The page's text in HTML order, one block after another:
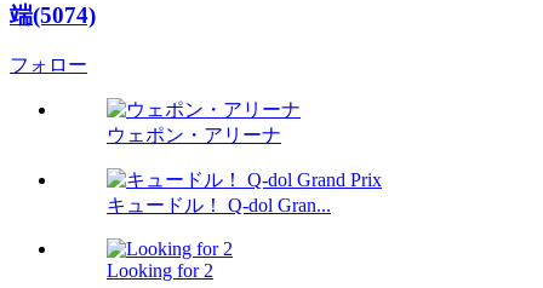
端(5074)
フォロー
ウェポン・アリーナ
キュードル！ Q-dol Gran...
Looking for 2